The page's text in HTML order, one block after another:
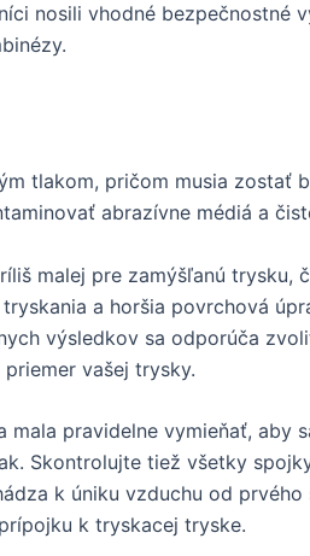
nosili vhodné bezpečnostné
tlakom, pričom musia zostať
abrazívne médiá a
malej pre zamýšľanú trysku,
a horšia povrchová
výsledkov sa odporúča
vašej trysky.
pravidelne vymieňať, aby
Skontrolujte tiež všetky
k úniku vzduchu od prvého
k tryskacej tryske.